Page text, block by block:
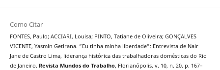
Como Citar
FONTES, Paulo; ACCIARI, Louisa; PINTO, Tatiane de Oliveira; GONÇALVES
VICENTE, Yasmin Getirana. “Eu tinha minha liberdade”: Entrevista de Nair
Jane de Castro Lima, liderança histórica das trabalhadoras domésticas do Rio
de Janeiro. Revista Mundos do Trabalho, Florianópolis, v. 10, n. 20, p. 167–